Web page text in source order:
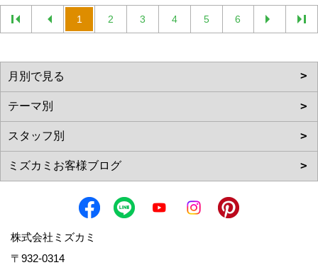
1 2 3 4 5 6
株式会社ミズカミ
〒932-0314